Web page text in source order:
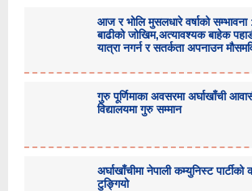
आज र भोलि मुसलधारे वर्षाको सम्भावना
बाढीको जोखिम,अत्यावश्यक बाहेक
यात्रा नगर्न र सतर्कता अपनाउन
गुरु पूर्णिमाका अवसरमा अर्घाखाँची
विद्यालयमा गुरु सम्मान
अर्घाखाँचीमा नेपाली कम्युनिस्ट पार्टीको
टुङ्गियो